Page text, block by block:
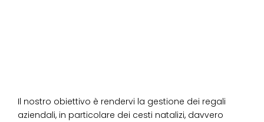
Il nostro obiettivo è rendervi la gestione dei regali
aziendali, in particolare dei cesti natalizi, davvero